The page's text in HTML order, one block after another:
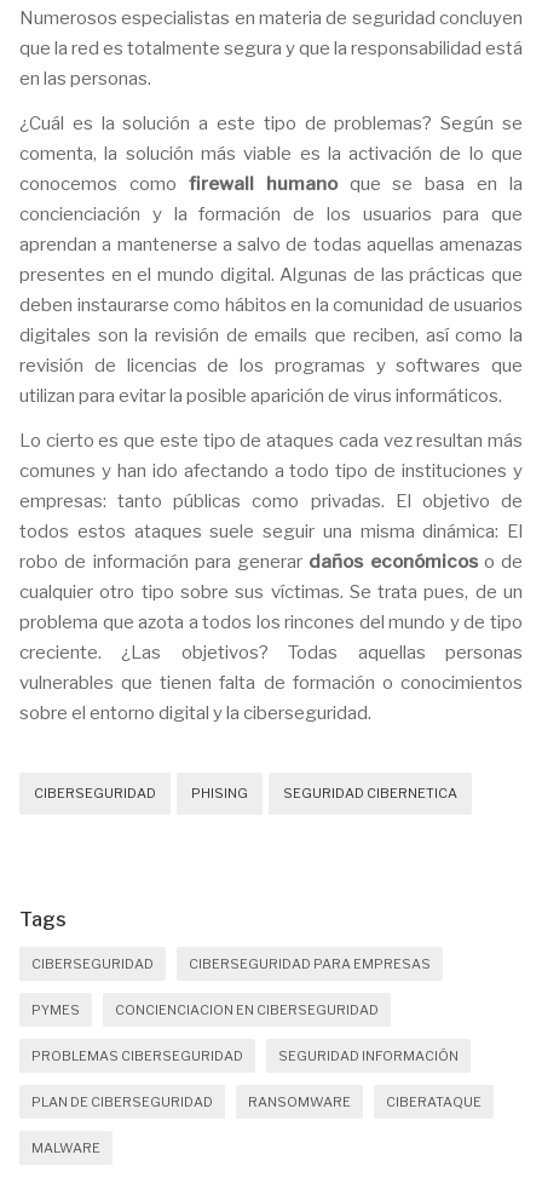
Numerosos especialistas en materia de seguridad concluyen
que la red es totalmente segura y que la responsabilidad está
en las personas.
¿Cuál es la solución a este tipo de problemas? Según se
comenta, la solución más viable es la activación de lo que
conocemos como firewall humanoque se basa en la
concienciación y la formación de los usuarios para que
aprendan a mantenerse a salvo de todas aquellas amenazas
presentes en el mundo digital. Algunas de las prácticas que
deben instaurarse como hábitos en la comunidad de usuarios
digitales son la revisión de emails que reciben, así como la
revisión de licencias de los programas y softwares que
utilizan para evitar la posible aparición de virus informáticos.
Lo cierto es que este tipo de ataques cada vez resultan más
comunes y han ido afectando a todo tipo de instituciones y
empresas: tanto públicas como privadas. El objetivo de
todos estos ataques suele seguir una misma dinámica: El
robo de información para generar daños económicoso de
cualquier otro tipo sobre sus víctimas. Se trata pues, de un
problema que azota a todos los rincones del mundo y de tipo
creciente. ¿Las objetivos? Todas aquellas personas
vulnerables que tienen falta de formación o conocimientos
sobre el entorno digital y la ciberseguridad.
CIBERSEGURIDAD PHISING SEGURIDAD CIBERNETICA
Tags
CIBERSEGURIDAD CIBERSEGURIDAD PARA EMPRESAS
PYMES CONCIENCIACION EN CIBERSEGURIDAD
PROBLEMAS CIBERSEGURIDAD SEGURIDAD INFORMACIÓN
PLAN DE CIBERSEGURIDAD RANSOMWARE CIBERATAQUE
MALWARE